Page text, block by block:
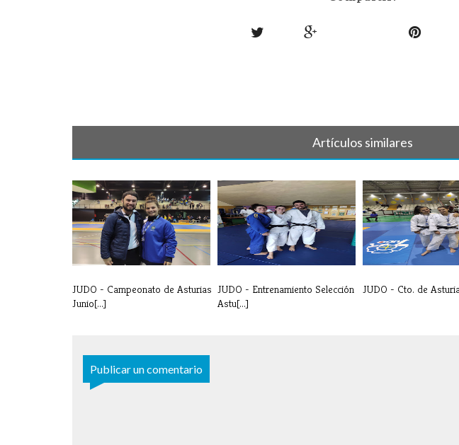
Artículos similares
JUDO - Campeonato de Asturias
Junio[...]
JUDO - Entrenamiento Selección
Astu[...]
JUDO - Cto. de
Publicar un comentario